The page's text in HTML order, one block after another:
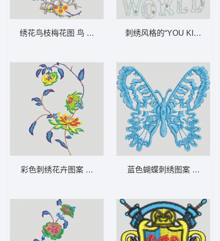
绣花鸟枝梅花图 鸟 树枝
彩色刺绣花卉图案 靓花
刺绣风格的“YOU KING
蓝色蝴蝶刺绣图案 蝴蝶